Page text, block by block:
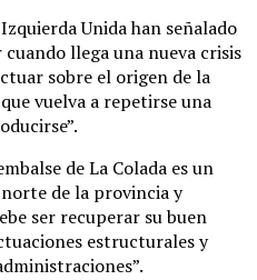
Unida han señalado
llega una nueva crisis
sobre el origen de la
vuelva a repetirse una
de La Colada es un
de la provincia y
ser recuperar su buen
estructurales y